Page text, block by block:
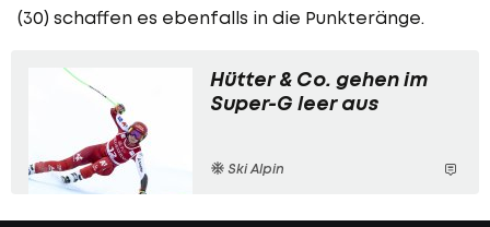
(30) schaffen es ebenfalls in die Punkteränge.
Hütter & Co. gehen im
Super-G leer aus
Ski Alpin